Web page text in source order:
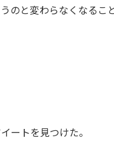
のと変わらなくなるこ
ートを見つけた。